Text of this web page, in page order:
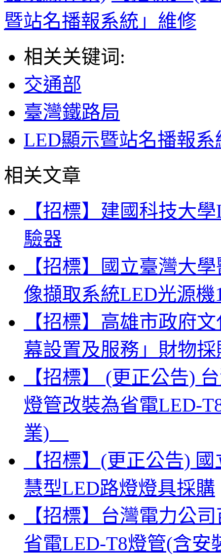
暨站名播報系統」維修
相关关键词:
交通部
臺灣鐵路局
LED顯示暨站名播報系
相关文章
【招標】建國科技大
驗器
【招標】國立臺灣大
像擷取系統LED光源機
【招標】高雄市政府
幕設置及服務」財物採
【招標】 (更正公告)
燈管改裝為省電LED-
業)
【招標】(更正公告)
慧型LED路燈燈具採購
【招標】台灣電力公
省電LED-T8燈管(含